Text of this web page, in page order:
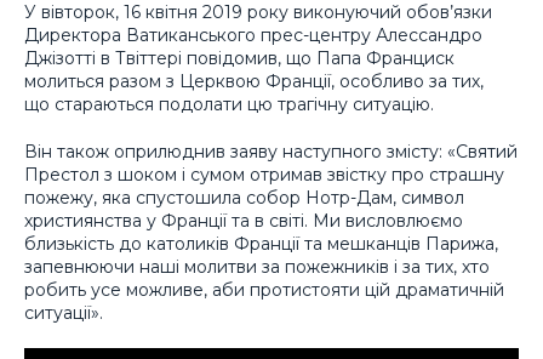
У вівторок, 16 квітня 2019 року виконуючий обов’язки
Директора Ватиканського прес-центру Алессандро
Джізотті в Твіттері повідомив, що Папа Франциск
молиться разом з Церквою Франції, особливо за тих,
що стараються подолати цю трагічну ситуацію.
Він також оприлюднив заяву наступного змісту: «Святий
Престол з шоком і сумом отримав звістку про страшну
пожежу, яка спустошила собор Нотр-Дам, символ
християнства у Франції та в світі. Ми висловлюємо
близькість до католиків Франції та мешканців Парижа,
запевнюючи наші молитви за пожежників і за тих, хто
робить усе можливе, аби протистояти цій драматичній
ситуації».